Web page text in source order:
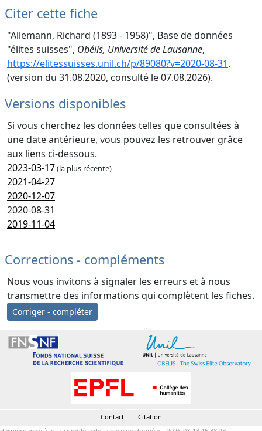
Citer cette fiche
"Allemann, Richard (1893 - 1958)", Base de données
"élites suisses", Obélis, Université de Lausanne,
https://elitessuisses.unil.ch/p/89080?v=2020-08-31.
(version du 31.08.2020, consulté le 07.08.2026).
Versions disponibles
Si vous cherchez les données telles que consultées à
une date antérieure, vous pouvez les retrouver grâce
aux liens ci-dessous.
2023-03-17(la plus récente)
2021-04-27
2020-12-07
2020-08-31
2019-11-04
Corrections - compléments
Nous vous invitons à signaler les erreurs et à nous
transmettre des informations qui complètent les fiches.
Corriger - compléter
Contact
Citation